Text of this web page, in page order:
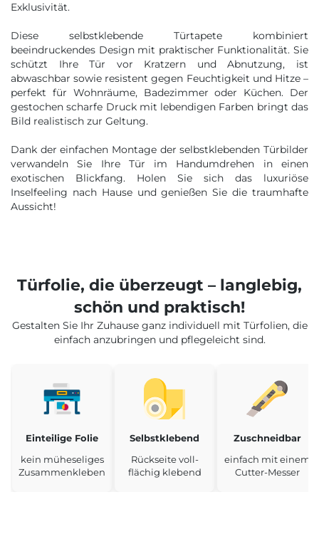
Exklusivität.
Diese selbstklebende Türtapete kombiniert
beeindruckendes Design mit praktischer Funktionalität. Sie
schützt Ihre Tür vor Kratzern und Abnutzung, ist
abwaschbar sowie resistent gegen Feuchtigkeit und Hitze –
perfekt für Wohnräume, Badezimmer oder Küchen. Der
gestochen scharfe Druck mit lebendigen Farben bringt das
Bild realistisch zur Geltung.
Dank der einfachen Montage der selbstklebenden Türbilder
verwandeln Sie Ihre Tür im Handumdrehen in einen
exotischen Blickfang. Holen Sie sich das luxuriöse
Inselfeeling nach Hause und genießen Sie die traumhafte
Aussicht!
Türfolie, die überzeugt – langlebig,
schön und praktisch!
Gestalten Sie Ihr Zuhause ganz individuell mit Türfolien, die
einfach anzubringen und pflegeleicht sind.
Einteilige Folie
kein müheseliges
Zusammenkleben
Selbstklebend
Rückseite voll-
flächig klebend
Zuschneidbar
einfach mit einem
Cutter-Messer